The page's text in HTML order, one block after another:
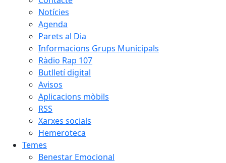
Notícies
Agenda
Parets al Dia
Informacions Grups Municipals
Ràdio Rap 107
Butlletí digital
Avisos
Aplicacions mòbils
RSS
Xarxes socials
Hemeroteca
Temes
Benestar Emocional